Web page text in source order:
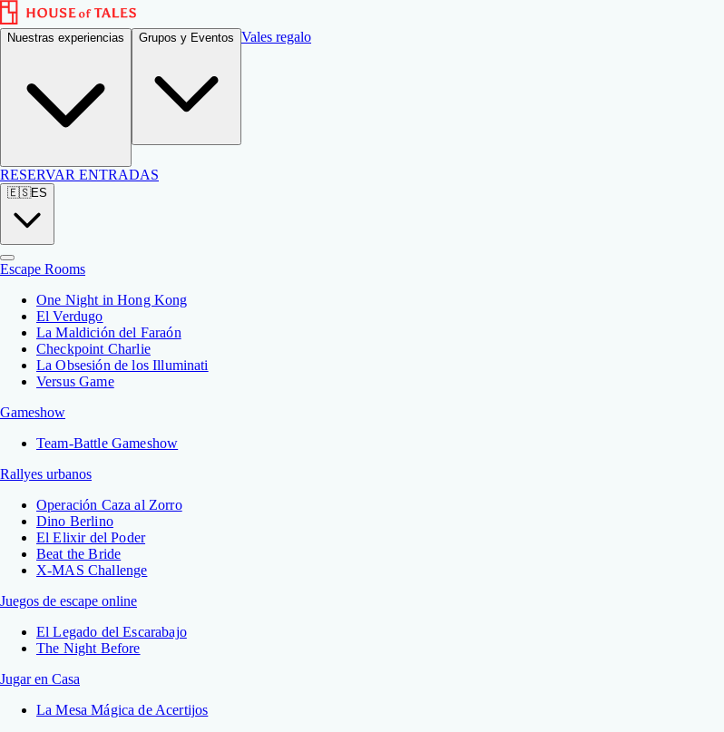
Nuestras experiencias Grupos y Eventos Vales regalo
RESERVAR ENTRADAS
🇪🇸ES
Escape Rooms
One Night in Hong Kong
El Verdugo
La Maldición del Faraón
Checkpoint Charlie
La Obsesión de los Illuminati
Versus Game
Gameshow
Team-Battle Gameshow
Rallyes urbanos
Operación Caza al Zorro
Dino Berlino
El Elixir del Poder
Beat the Bride
X-MAS Challenge
Juegos de escape online
El Legado del Escarabajo
The Night Before
Jugar en Casa
La Mesa Mágica de Acertijos